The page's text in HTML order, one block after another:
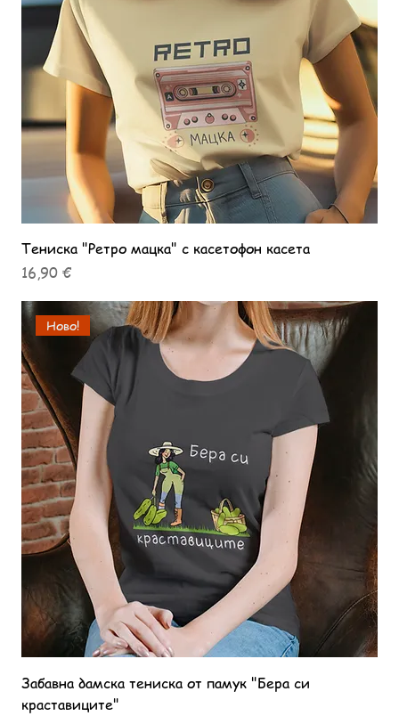
Тениска "Ретро мацка" с касетофон касета
Цена
16,90 €
Ново!
Забавна дамска тениска от памук "Бера си
краставиците"